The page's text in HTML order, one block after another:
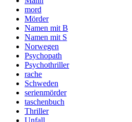
mord
Mörder
Namen mit B
Namen mit S
Norwegen
Psychopath
Psychothriller
rache
Schweden
serienmörder
taschenbuch
Thriller
Unfall